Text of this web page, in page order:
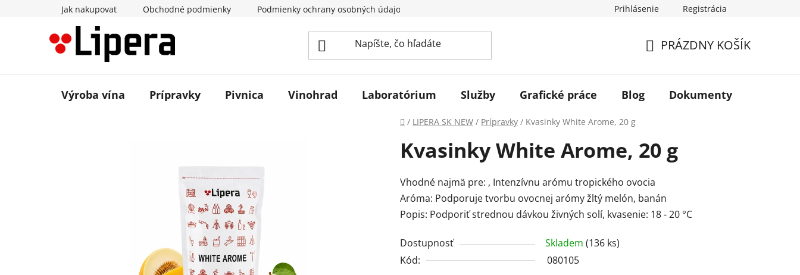
Jak nakupovat Obchodné podmienky Podmienky ochrany osobných údajov Prihlásenie Registrácia
KOŠÍK
PRÁZDNY KOŠÍK
Výroba vína Prípravky Pivnica Vinohrad Laboratórium Služby Grafické práce Blog Dokumenty
Domov
/ LIPERA SK NEW / Prípravky / Kvasinky White Arome, 20 g
Kvasinky White Arome, 20 g
Vhodné najmä pre: , Intenzívnu arómu tropického ovocia
Aróma: Podporuje tvorbu ovocnej arómy žltý melón, banán
Popis: Podporiť strednou dávkou živných solí, kvasenie: 18 - 20 °C
Dostupnosť Skladem (136 ks)
Kód:
080105